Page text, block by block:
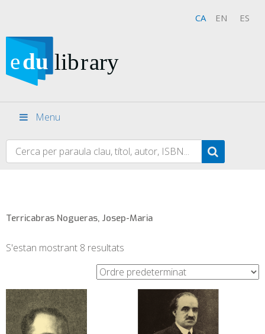
CA EN ES
Menu
Terricabras Nogueras, Josep-Maria
S'estan mostrant 8 resultats